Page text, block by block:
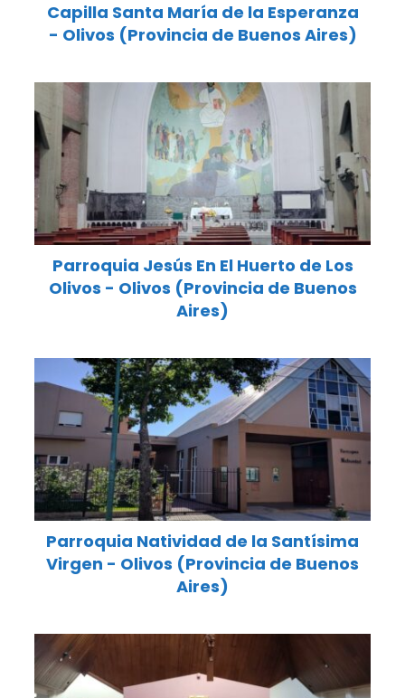
Capilla Santa María de la Esperanza
- Olivos (Provincia de Buenos Aires)
Parroquia Jesús En El Huerto de Los
Olivos - Olivos (Provincia de Buenos
Aires)
Parroquia Natividad de la Santísima
Virgen - Olivos (Provincia de Buenos
Aires)